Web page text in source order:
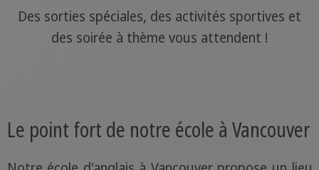
Des sorties spéciales, des activités sportives et
des soirée à thème vous attendent !
Le point fort de notre école à Vancouver